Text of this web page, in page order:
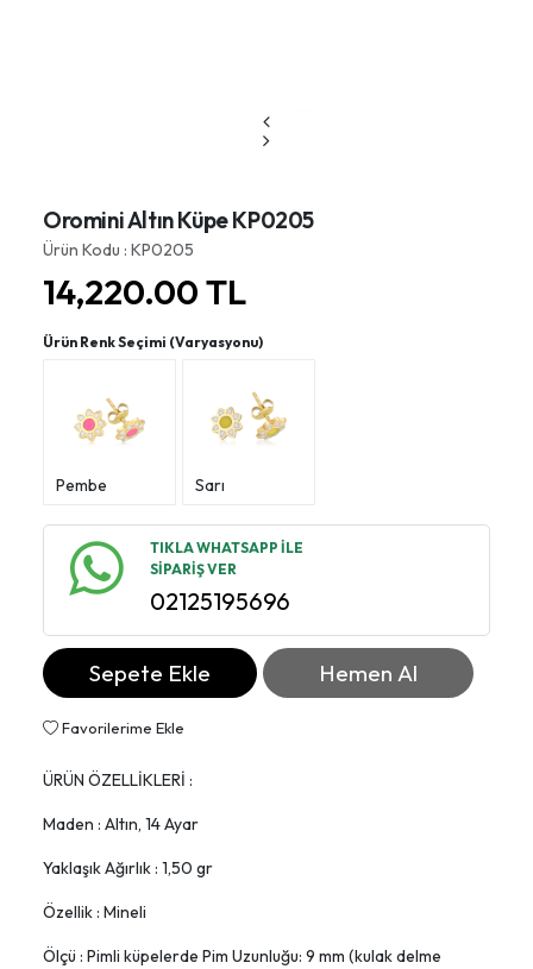
Oromini Altın Küpe KP0205
Ürün Kodu : KP0205
14,220.00TL
Ürün Renk Seçimi (Varyasyonu)
Pembe Sarı
TIKLA WHATSAPP İLE
SİPARİŞ VER
02125195696
Sepete Ekle Hemen Al
Favorilerime Ekle
ÜRÜN ÖZELLİKLERİ :
Maden : Altın, 14 Ayar
Yaklaşık Ağırlık : 1,50 gr
Özellik : Mineli
Ölçü : Pimli küpelerde Pim Uzunluğu: 9 mm (kulak delme